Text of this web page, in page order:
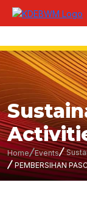
Home Events
PEMBERSIHAN